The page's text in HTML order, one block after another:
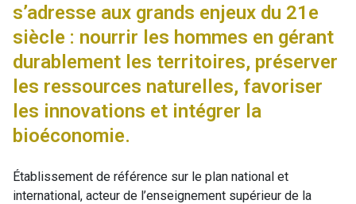
s’adresse aux grands enjeux du 21e
siècle : nourrir les hommes en gérant
durablement les territoires, préserver
les ressources naturelles, favoriser
les innovations et intégrer la
bioéconomie.
Établissement de référence sur le plan national et
international, acteur de l’enseignement supérieur de la